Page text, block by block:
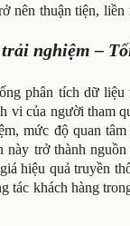
nên thuận tiện,
nghiệm –
phân tích dữ
vi của người tham
mức độ quan
này trở thành
hiệu quả truyền
tác khách hàng